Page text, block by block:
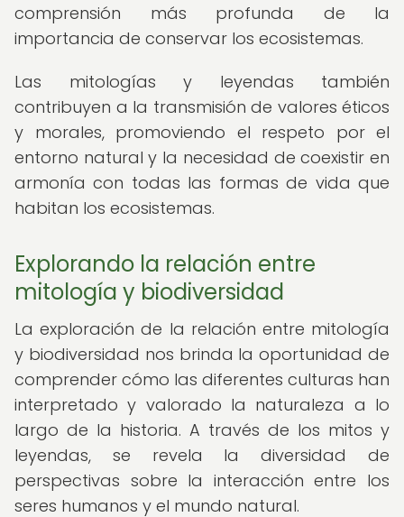
comprensión más profunda de la
importancia de conservar los ecosistemas.
Las mitologías y leyendas también
contribuyen a la transmisión de valores éticos
y morales, promoviendo el respeto por el
entorno natural y la necesidad de coexistir en
armonía con todas las formas de vida que
habitan los ecosistemas.
Explorando la relación entre
mitología y biodiversidad
La exploración de la relación entre mitología
y biodiversidad nos brinda la oportunidad de
comprender cómo las diferentes culturas han
interpretado y valorado la naturaleza a lo
largo de la historia. A través de los mitos y
leyendas, se revela la diversidad de
perspectivas sobre la interacción entre los
seres humanos y el mundo natural.